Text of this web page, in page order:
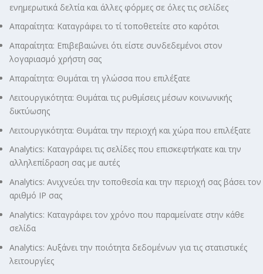
ενημερωτικά δελτία και άλλες φόρμες σε όλες τις σελίδες
Απαραίτητα: Καταγράφει το τί τοποθετείτε στο καρότσι
Απαραίτητα: Επιβεβαιώνει ότι είστε συνδεδεμένοι στον
λογαριασμό χρήστη σας
Απαραίτητα: Θυμάται τη γλώσσα που επιλέξατε
Λειτουργικότητα: Θυμάται τις ρυθμίσεις μέσων κοινωνικής
δικτύωσης
Λειτουργικότητα: Θυμάται την περιοχή και χώρα που επιλέξατε
Analytics: Καταγράφει τις σελίδες που επισκεφτήκατε και την
αλληλεπίδραση σας με αυτές
Analytics: Ανιχνεύει την τοποθεσία και την περιοχή σας βάσει τον
αριθμό ΙΡ σας
Analytics: Καταγράφει τον χρόνο που παραμείνατε στην κάθε
σελίδα
Analytics: Αυξάνει την ποιότητα δεδομένων για τις στατιστικές
λειτουργίες